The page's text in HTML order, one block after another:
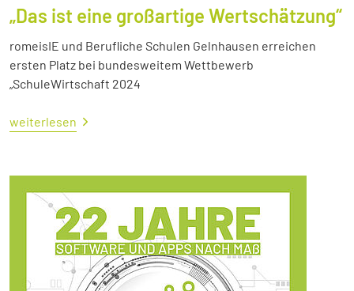
„Das ist eine großartige Wertschätzung“
romeisIE und Berufliche Schulen Gelnhausen erreichen
ersten Platz bei bundesweitem Wettbewerb
„SchuleWirtschaft 2024
weiterlesen